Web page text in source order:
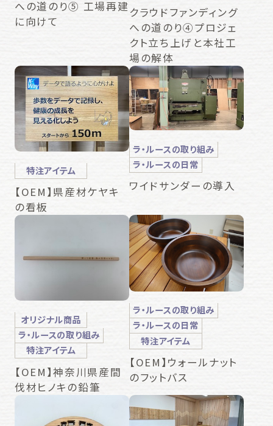
への道のり⑤ 工場再建
に向けて
クラウドファンディング
への道のり④プロジェ
クト立ち上げと本社工
場の解体
特注アイテム
【OEM】県産材ケヤキ
の看板
ラ・ルースの取り組み
ラ・ルースの日常
ワイドサンダーの導入
オリジナル商品
ラ・ルースの取り組み
特注アイテム
【OEM】神奈川県産間
伐材ヒノキの鉛筆
ラ・ルースの取り組み
ラ・ルースの日常
特注アイテム
【OEM】ウォールナット
のフットバス